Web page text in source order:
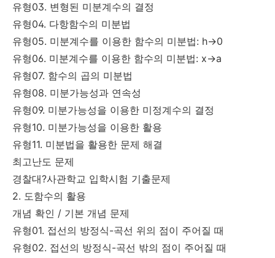
유형03. 변형된 미분계수의 결정
유형04. 다항함수의 미분법
유형05. 미분계수를 이용한 함수의 미분법: h→0
유형06. 미분계수를 이용한 함수의 미분법: x→a
유형07. 함수의 곱의 미분법
유형08. 미분가능성과 연속성
유형09. 미분가능성을 이용한 미정계수의 결정
유형10. 미분가능성을 이용한 활용
유형11. 미분법을 활용한 문제 해결
최고난도 문제
경찰대?사관학교 입학시험 기출문제
2. 도함수의 활용
개념 확인 / 기본 개념 문제
유형01. 접선의 방정식-곡선 위의 점이 주어질 때
유형02. 접선의 방정식-곡선 밖의 점이 주어질 때